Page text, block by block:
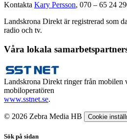
Kontakta Kary Persson, 070 – 65 24
Landskrona Direkt är registrerad som
radio och tv.
Våra lokala
Landskrona Direkt ringer från mobilen
mobiloperatören
www.sstnet.se.
© 2026 Zebra Media HB Cookie
Sök på sidan